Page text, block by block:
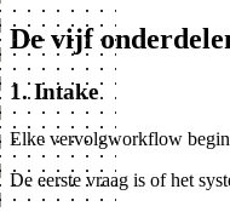
De vijf
1. Intake
Elke vervolgworkflow
De eerste vraag is of het